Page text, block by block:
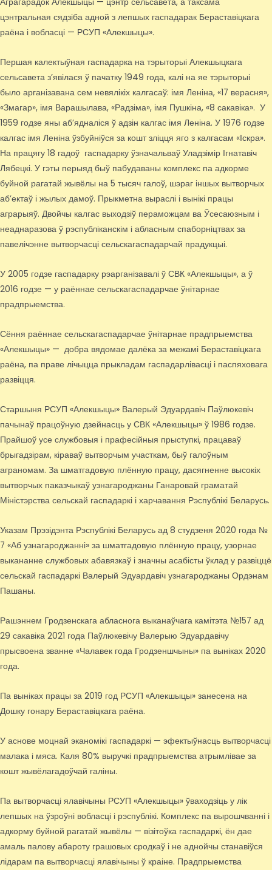
Аграгарадок Алекшыцы — цэнтр сельсавета, а таксама
цэнтральная сядзіба адной з лепшых гаспадарак Бераставіцкага
раёна і вобласці — РСУП «Алекшыцы».
Першая калектыўная гаспадарка на тэрыторыі Алекшыцкага
сельсавета з’явілася ў пачатку 1949 года, калі на яе тэрыторыі
было арганізавана сем невялікіх калгасаў: імя Леніна, «17 верасня»,
«Змагар», імя Варашылава, «Радзіма», імя Пушкіна, «8 сакавіка». У
1959 годзе яны аб’ядналіся ў адзін калгас імя Леніна. У 1976 годзе
калгас імя Леніна ўзбуйніўся за кошт зліцця яго з калгасам «Іскра».
На працягу 18 гадоў гаспадарку ўзначальваў Уладзімір Ігнатавіч
Лябецкі. У гэты перыяд быў пабудаваны комплекс па адкорме
буйной рагатай жывёлы на 5 тысяч галоў, шэраг іншых вытворчых
аб’ектаў і жылых дамоў. Прыкметна выраслі і вынікі працы
аграрыяў. Двойчы калгас выходзіў пераможцам ва Ўсесаюзным і
неаднаразова ў рэспубліканскім і абласным спаборніцтвах за
павелічэнне вытворчасці сельскагаспадарчай прадукцыі.
У 2005 годзе гаспадарку рэарганізавалі ў СВК «Алекшыцы», а ў
2016 годзе — у раённае сельскагаспадарчае ўнітарнае
прадпрыемства.
Сёння раённае сельскагаспадарчае ўнітарнае прадпрыемства
«Алекшыцы» — добра вядомае далёка за межамі Бераставіцкага
раёна, па праве лічыцца прыкладам гаспадарлівасці і паспяховага
развіцця.
Старшыня РСУП «Алекшыцы» Валерый Эдуардавіч Паўлюкевіч
пачынаў працоўную дзейнасць у СВК «Алекшыцы» ў 1986 годзе.
Прайшоў усе службовыя і прафесійныя прыступкі, працаваў
брыгадзірам, кіраваў вытворчым участкам, быў галоўным
аграномам. За шматгадовую плённую працу, дасягненне высокіх
вытворчых паказчыкаў узнагароджаны Ганаровай граматай
Міністэрства сельскай гаспадаркі і харчавання Рэспублікі Беларусь.
Указам Прэзідэнта Рэспублікі Беларусь ад 8 студзеня 2020 года №
7 «Аб узнагароджанні» за шматгадовую плённую працу, узорнае
выкананне службовых абавязкаў і значны асабісты ўклад у развіццё
сельскай гаспадаркі Валерый Эдуардавіч узнагароджаны Ордэнам
Пашаны.
Рашэннем Гродзенскага абласнога выканаўчага камітэта №157 ад
29 сакавіка 2021 года Паўлюкевічу Валерыю Эдуардавічу
прысвоена званне «Чалавек года Гродзеншчыны» па выніках 2020
года.
Па выніках працы за 2019 год РСУП «Алекшыцы» занесена на
Дошку гонару Бераставіцкага раёна.
У аснове моцнай эканомікі гаспадаркі — эфектыўнасць вытворчасці
малака і мяса. Каля 80% выручкі прадпрыемства атрымлівае за
кошт жывёлагадоўчай галіны.
Па вытворчасці ялавічыны РСУП «Алекшыцы» ўваходзіць у лік
лепшых на ўзроўні вобласці і рэспублікі. Комплекс па вырошчванні і
адкорму буйной рагатай жывёлы — візітоўка гаспадаркі, ён дае
амаль палову абароту грашовых сродкаў і не аднойчы станавіўся
лідарам па вытворчасці ялавічыны ў краіне. Прадпрыемства